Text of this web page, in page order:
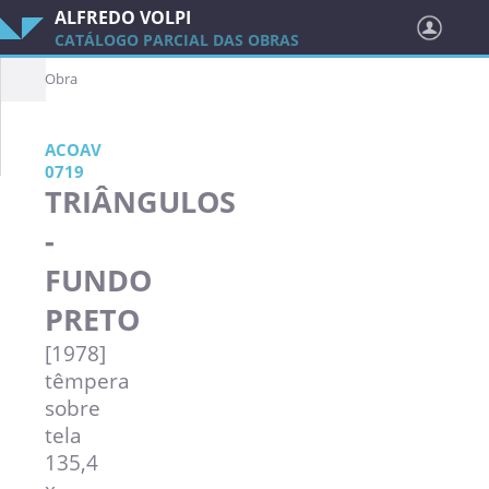
ALFREDO VOLPI
CATÁLOGO PARCIAL DAS OBRAS
Obra
ACOAV
0719
TRIÂNGULOS
-
FUNDO
PRETO
[1978]
têmpera
sobre
tela
135,4